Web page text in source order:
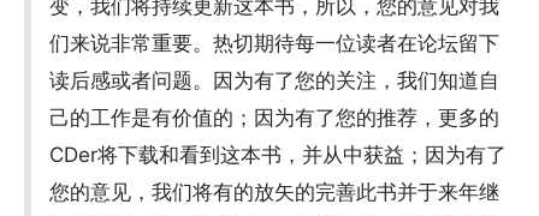
变，我们将持续更新这本书，所以，您的意见对我
们来说非常重要。热切期待每一位读者在论坛留下
读后感或者问题。因为有了您的关注，我们知道自
己的工作是有价值的；因为有了您的推荐，更多的
CDer将下载和看到这本书，并从中获益；因为有了
您的意见，我们将有的放矢的完善此书并于来年继